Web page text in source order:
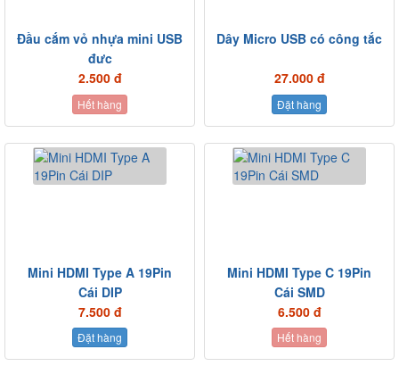
Đầu cắm vỏ nhựa mini USB
đực
2.500 đ
Hết hàng
Dây Micro USB có công tắc
27.000 đ
Đặt hàng
Mini HDMI Type A 19Pin
Cái DIP
7.500 đ
Đặt hàng
Mini HDMI Type C 19Pin
Cái SMD
6.500 đ
Hết hàng